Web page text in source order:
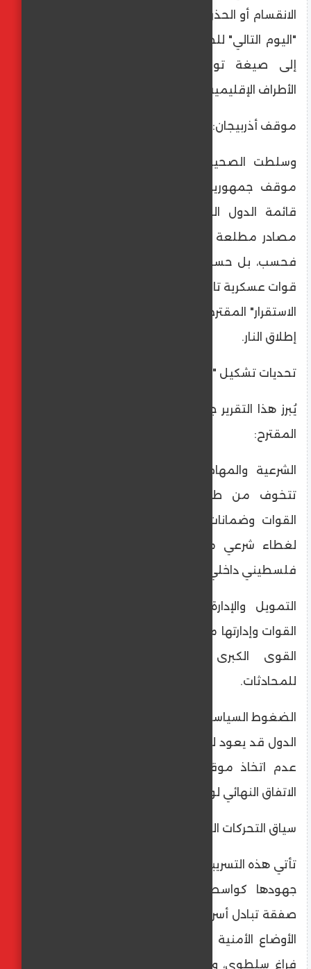
الانقسام أو الحذر الدولي تجاه الانخراط في ملف
"اليوم التالي" للحرب في غزة، وصعوبة التوصل
إلى صيغة توافقية تحظى بقبول جميع
الأطراف الإقليمية والدولية.
​موقف أذربيجان: لا مشاركة عسكرية
​وسلطت الصحيفة الضوء بشكل خاص على
موقف جمهورية أذربيجان، التي كانت ضمن
قائمة الدول المدعوة. ونقلت "هآرتس" عن
مصادر مطلعة أن باكو لم تغب عن الاجتماع
فحسب، بل حسمت موقفها برفض إرسال أي
قوات عسكرية تابعة لها للمشاركة ضمن "قوات
الاستقرار" المقترح نشرها في القطاع عقب وقف
إطلاق النار.
​تحديات تشكيل "قوات الاستقرار"
​يُبرز هذا التقرير جملة من التحديات التي تواجه
المقترح:
​الشرعية والمهام: لا تزال العديد من الدول
تتخوف من طبيعة المهام الموكلة لهذه
القوات وضمانات سلامتها، فضلاً عن حاجتها
لغطاء شرعي من الأمم المتحدة أو توافق
فلسطيني داخلي.
​التمويل والإدارة: تظل مسألة تمويل هذه
القوات وإدارتها ميدانياً نقطة خلاف جوهرية بين
القوى الكبرى والدول العربية المضيفة
للمحادثات.
​الضغوط السياسية: يرى محللون أن غياب بعض
الدول قد يعود لضغوط سياسية أو لرغبتها في
عدم اتخاذ موقف علني قبل اتضاح معالم
الاتفاق النهائي لوقف الحرب.
​سياق التحركات القطرية
​تأتي هذه التسريبات في وقت تكثف فيه الدوحة
جهودها كواسطة رئيسية، ليس فقط لإبرام
صفقة تبادل أسرى ووقف إطلاق النار، بل لترتيب
الأوضاع الأمنية والإدارية في غزة لمنع حدوث
فراغ سلطوي، وهو المسعى الذي يبدو أنه لا